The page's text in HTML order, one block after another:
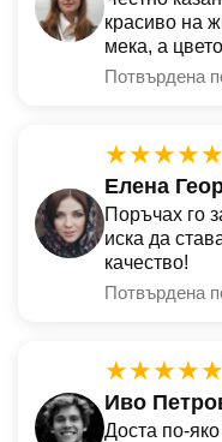
красиво на
мека, а
Потвърдена
★★★★★
Елена
Поръчах го
иска да
качество!
Потвърдена
★★★★★
Иво
Доста по-